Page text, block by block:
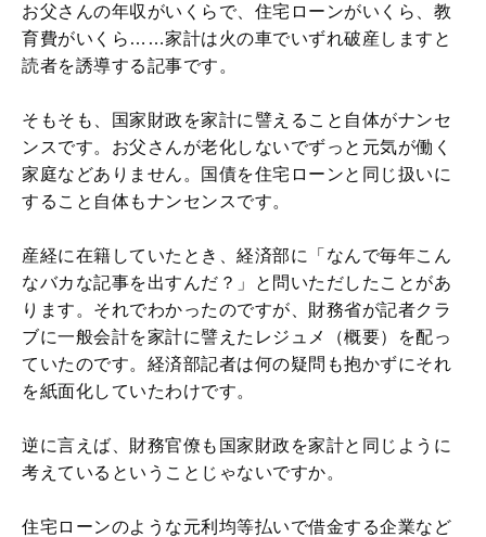
お父さんの年収がいくらで、住宅ローンがいくら、教
育費がいくら……家計は火の車でいずれ破産しますと
読者を誘導する記事です。
そもそも、国家財政を家計に譬えること自体がナンセ
ンスです。お父さんが老化しないでずっと元気が働く
家庭などありません。国債を住宅ローンと同じ扱いに
すること自体もナンセンスです。
産経に在籍していたとき、経済部に「なんで毎年こん
なバカな記事を出すんだ？」と問いただしたことがあ
ります。それでわかったのですが、財務省が記者クラ
ブに一般会計を家計に譬えたレジュメ（概要）を配っ
ていたのです。経済部記者は何の疑問も抱かずにそれ
を紙面化していたわけです。
逆に言えば、財務官僚も国家財政を家計と同じように
考えているということじゃないですか。
住宅ローンのような元利均等払いで借金する企業など